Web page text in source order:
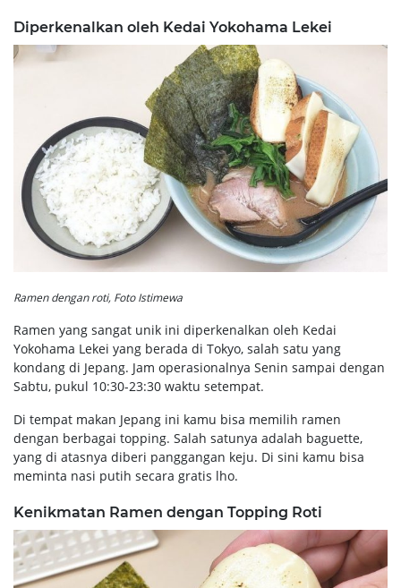
Diperkenalkan oleh Kedai Yokohama Lekei
Ramen dengan roti, Foto Istimewa
Ramen yang sangat unik ini diperkenalkan oleh Kedai
Yokohama Lekei yang berada di Tokyo, salah satu yang
kondang di Jepang. Jam operasionalnya Senin sampai dengan
Sabtu, pukul 10:30-23:30 waktu setempat.
Di tempat makan Jepang ini kamu bisa memilih ramen
dengan berbagai topping. Salah satunya adalah baguette,
yang di atasnya diberi panggangan keju. Di sini kamu bisa
meminta nasi putih secara gratis lho.
Kenikmatan Ramen dengan Topping Roti